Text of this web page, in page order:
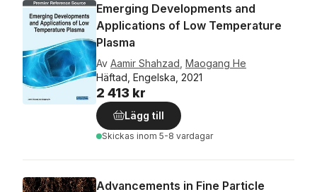
Emerging Developments and
Applications of Low Temperature
Plasma
Av Aamir Shahzad Maogang He
Häftad, Engelska, 2021
2 413 kr
Lägg till
Skickas inom 5-8 vardagar
Advancements in Fine Particle